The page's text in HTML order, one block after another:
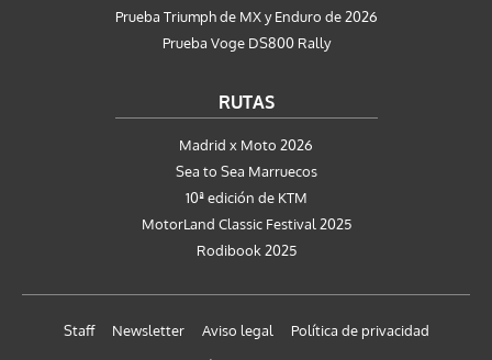
Prueba Triumph de MX y Enduro de 2026
Prueba Voge DS800 Rally
RUTAS
Madrid x Moto 2026
Sea to Sea Marruecos
10ª edición de KTM
MotorLand Classic Festival 2025
Rodibook 2025
Staff Newsletter Aviso legal
Política de privacidad